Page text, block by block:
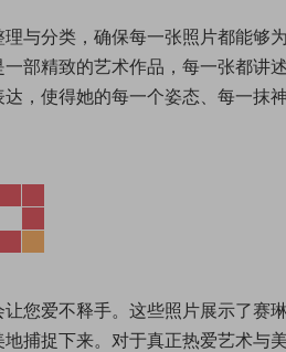
与分类，确保每一张照片都能够
部精致的艺术作品，每一张都讲
，使得她的每一个姿态、每一抹
您爱不释手。这些照片展示了赛
捕捉下来。对于真正热爱艺术与